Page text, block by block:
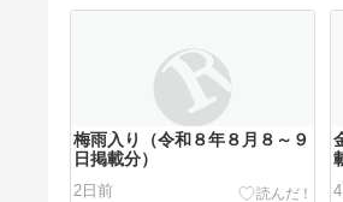
梅雨入り（令和８年８月８～９
日掲載分）
2日前